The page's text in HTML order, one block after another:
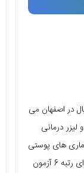
در اصفهان می
درمانی
‌های پوستی
از دانشگاه علوم پزشکی اصفهان هستند. وی دارای رتبه 6 آزمون